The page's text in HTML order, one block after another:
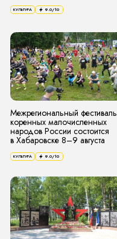
КУЛЬТУРА 9.0/10
Межрегиональный фестиваль
коренных малочисленных
народов России состоится
в Хабаровске 8–9 августа
КУЛЬТУРА 9.0/10